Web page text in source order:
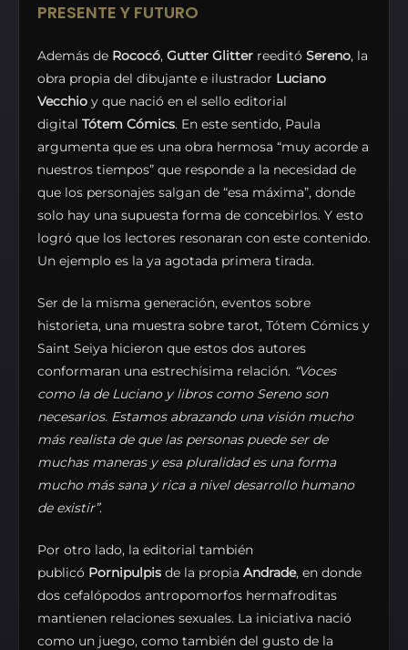
PRESENTE Y FUTURO
Además de Rococó, Gutter Glitter reeditó Sereno, la
obra propia del dibujante e ilustrador Luciano
Vecchio y que nació en el sello editorial
digital Tótem Cómics. En este sentido, Paula
argumenta que es una obra hermosa “muy acorde a
nuestros tiempos” que responde a la necesidad de
que los personajes salgan de “esa máxima”, donde
solo hay una supuesta forma de concebirlos. Y esto
logró que los lectores resonaran con este contenido.
Un ejemplo es la ya agotada primera tirada.
Ser de la misma generación, eventos sobre
historieta, una muestra sobre tarot, Tótem Cómics y
Saint Seiya hicieron que estos dos autores
conformaran una estrechísima relación. “Voces
como la de Luciano y libros como Sereno son
necesarios. Estamos abrazando una visión mucho
más realista de que las personas puede ser de
muchas maneras y esa pluralidad es una forma
mucho más sana y rica a nivel desarrollo humano
de existir”.
Por otro lado, la editorial también
publicó Pornipulpis de la propia Andrade, en donde
dos cefalópodos antropomorfos hermafroditas
mantienen relaciones sexuales. La iniciativa nació
como un juego, como también del gusto de la